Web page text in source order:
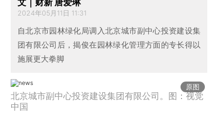
文｜财新 唐爱琳
2024年05月11日 11:31
自北京市园林绿化局调入北京城市副中心投资建设集
团有限公司后，揭俊在园林绿化管理方面的专长得以
施展更大拳脚
原图
北京城市副中心投资建设集团有限公司。图：视觉
中国